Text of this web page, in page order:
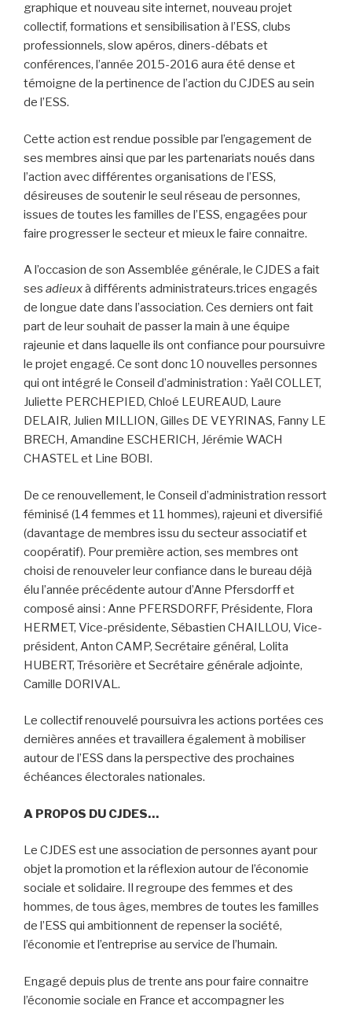
graphique et nouveau site internet, nouveau projet
collectif, formations et sensibilisation à l’ESS, clubs
professionnels, slow apéros, diners-débats et
conférences, l’année 2015-2016 aura été dense et
témoigne de la pertinence de l’action du CJDES au sein
de l’ESS.
Cette action est rendue possible par l’engagement de
ses membres ainsi que par les partenariats noués dans
l’action avec différentes organisations de l’ESS,
désireuses de soutenir le seul réseau de personnes,
issues de toutes les familles de l’ESS, engagées pour
faire progresser le secteur et mieux le faire connaitre.
A l’occasion de son Assemblée générale, le CJDES a fait
ses adieuxà différents administrateurs.trices engagés
de longue date dans l’association. Ces derniers ont fait
part de leur souhait de passer la main à une équipe
rajeunie et dans laquelle ils ont confiance pour poursuivre
le projet engagé. Ce sont donc 10 nouvelles personnes
qui ont intégré le Conseil d’administration : Yaël COLLET,
Juliette PERCHEPIED, Chloé LEUREAUD, Laure
DELAIR, Julien MILLION, Gilles DE VEYRINAS, Fanny LE
BRECH, Amandine ESCHERICH, Jérémie WACH
CHASTEL et Line BOBI.
De ce renouvellement, le Conseil d’administration ressort
féminisé (14 femmes et 11 hommes), rajeuni et diversifié
(davantage de membres issu du secteur associatif et
coopératif). Pour première action, ses membres ont
choisi de renouveler leur confiance dans le bureau déjà
élu l’année précédente autour d’Anne Pfersdorff et
composé ainsi : Anne PFERSDORFF, Présidente, Flora
HERMET, Vice-présidente, Sébastien CHAILLOU, Vice-
président, Anton CAMP, Secrétaire général, Lolita
HUBERT, Trésorière et Secrétaire générale adjointe,
Camille DORIVAL.
Le collectif renouvelé poursuivra les actions portées ces
dernières années et travaillera également à mobiliser
autour de l’ESS dans la perspective des prochaines
échéances électorales nationales.
A PROPOS DU CJDES…
Le CJDES est une association de personnes ayant pour
objet la promotion et la réflexion autour de l’économie
sociale et solidaire. Il regroupe des femmes et des
hommes, de tous âges, membres de toutes les familles
de l’ESS qui ambitionnent de repenser la société,
l’économie et l’entreprise au service de l’humain.
Engagé depuis plus de trente ans pour faire connaitre
l’économie sociale en France et accompagner les